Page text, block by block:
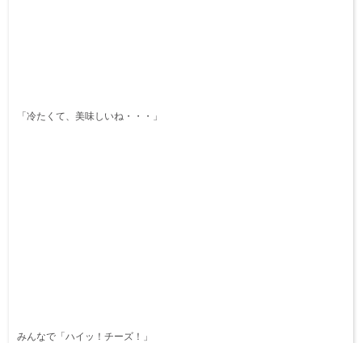
「冷たくて、美味しいね・・・」
みんなで「ハイッ！チーズ！」